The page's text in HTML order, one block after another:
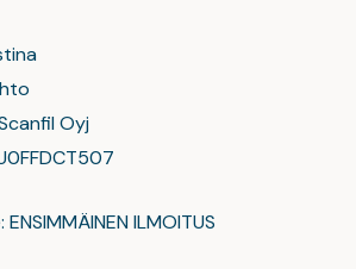
Oyj
ILMOITUS